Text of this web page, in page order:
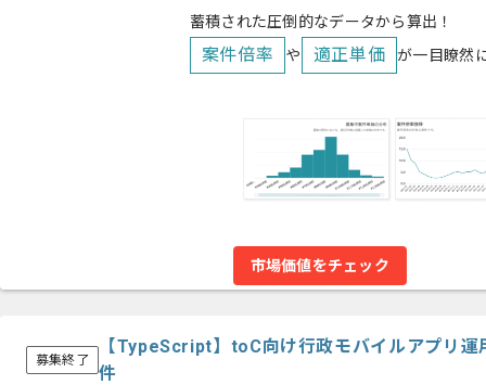
蓄積された圧倒的なデータから算出！
案件倍率 や 適正単価 が一目瞭然
市場価値をチェック
募集終了
【TypeScript】toC向け行政モバイルアプリ運
件